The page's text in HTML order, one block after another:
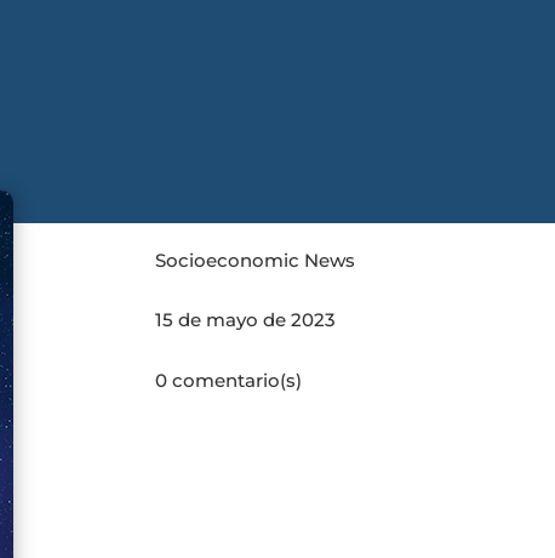
Socioeconomic News
15 de mayo de 2023
0 comentario(s)